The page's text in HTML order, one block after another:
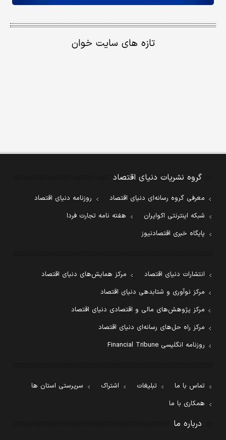
تازه های سایت خوان
گروه نشریات دنیای اقتصاد
معرفی گروه رسانه‌ای دنیای اقتصاد
روزنامه دنیای اقتصاد
شبکه اینترنتی اکوایران
هفته نامه تجارت فردا
پایگاه خبری اقتصادنیوز
انتشارات دنیای اقتصاد
مرکز همایش‌های دنیای اقتصاد
مرکز نوآوری و شتابدهی دنیای اقتصاد
مرکز پژوهش‌های مالی و اقتصادی دنیای اقتصاد
مرکز راه حل‌های رسانه‌ای دنیای اقتصاد
روزنامه انگلیسی Financial Tribune
تماس با ما تبلیغات اشتراک
سرپرستی استان ها
همکاری با ما
درباره ما